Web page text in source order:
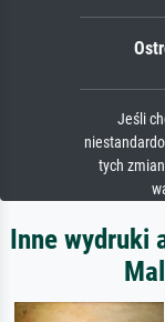
Jeśli
tych
Inne wydruki